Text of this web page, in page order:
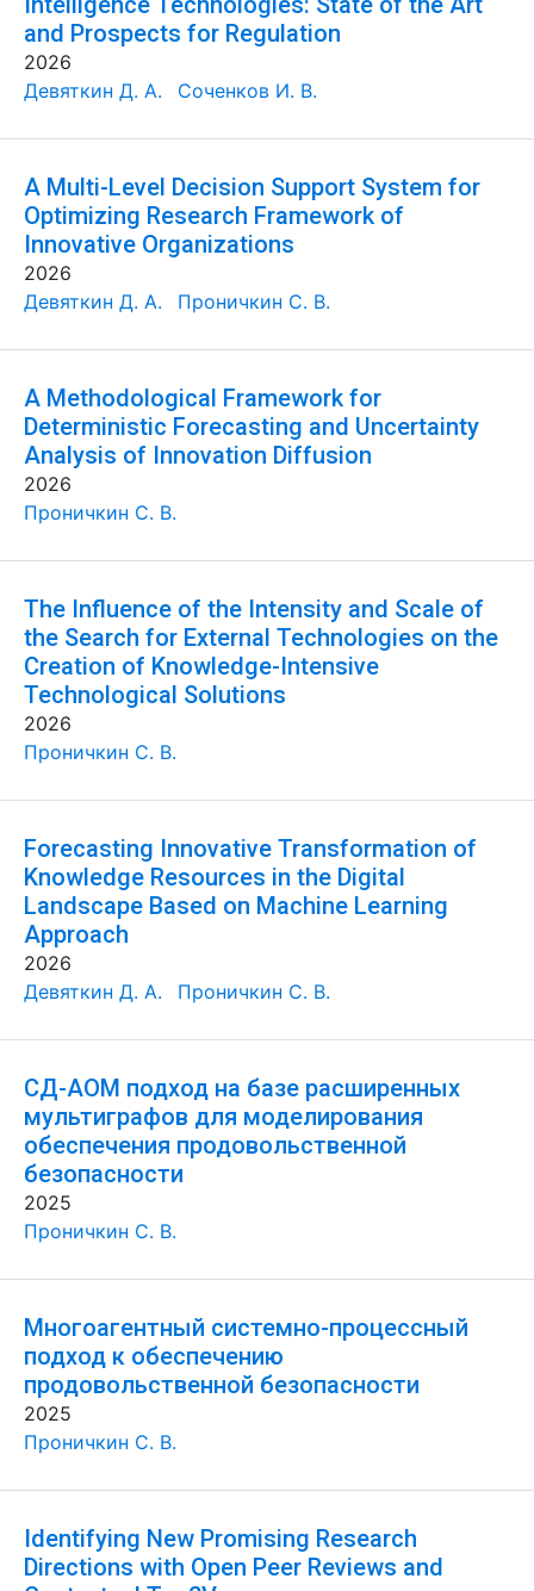
and Prospects for Regulation
2026
Девяткин Д. А.
Соченков И. В.
A Multi-Level Decision Support System for
Optimizing Research Framework of
Innovative Organizations
2026
Девяткин Д. А.
Проничкин С. В.
A Methodological Framework for
Deterministic Forecasting and Uncertainty
Analysis of Innovation Diffusion
2026
Проничкин С. В.
The Influence of the Intensity and Scale of
the Search for External Technologies on the
Creation of Knowledge-Intensive
Technological Solutions
2026
Проничкин С. В.
Forecasting Innovative Transformation of
Knowledge Resources in the Digital
Landscape Based on Machine Learning
Approach
2026
Девяткин Д. А.
Проничкин С. В.
СД-АОМ подход на базе расширенных
мультиграфов для моделирования
обеспечения продовольственной
безопасности
2025
Проничкин С. В.
Многоагентный системно-процессный
подход к обеспечению
продовольственной безопасности
2025
Проничкин С. В.
Identifying New Promising Research
Directions with Open Peer Reviews and